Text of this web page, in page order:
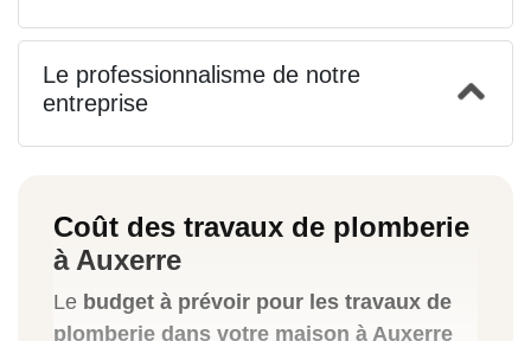
Le professionnalisme de notre
entreprise
Coût des travaux de plomberie
à Auxerre
Le budget à prévoir pour les travaux de
plomberie dans votre maison à Auxerre